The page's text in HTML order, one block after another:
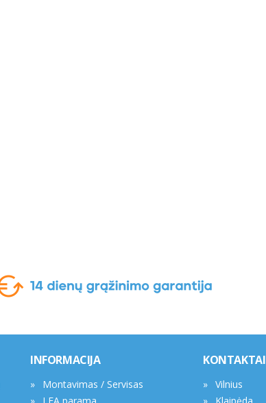
INFORMACIJA
Montavimas / Servisas
KONTAKTAI
Vilnius